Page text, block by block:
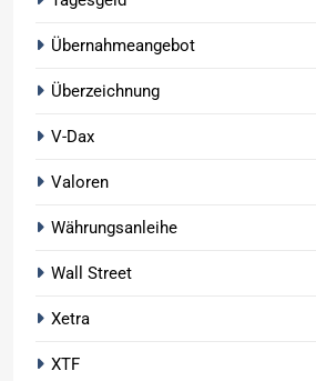
Übernahmeangebot
Überzeichnung
V-Dax
Valoren
Währungsanleihe
Wall Street
Xetra
XTF